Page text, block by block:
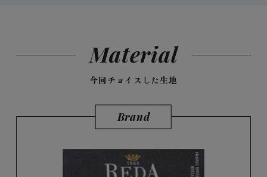
Material
今回チョイスした生地
Brand